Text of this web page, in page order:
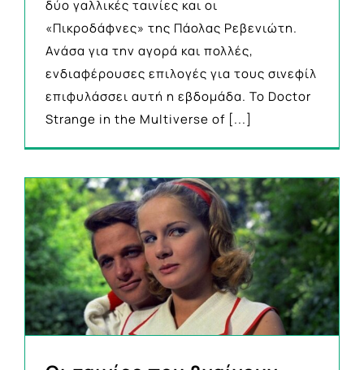
δύο γαλλικές ταινίες και οι
«Πικροδάφνες» της Πάολας Ρεβενιώτη.
Ανάσα για την αγορά και πολλές,
ενδιαφέρουσες επιλογές για τους σινεφίλ
επιφυλάσσει αυτή η εβδομάδα. Το Doctor
Strange in the Multiverse of [...]